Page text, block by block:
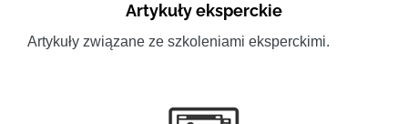
Artykuły eksperckie
Artykuły związane ze szkoleniami eksperckimi.